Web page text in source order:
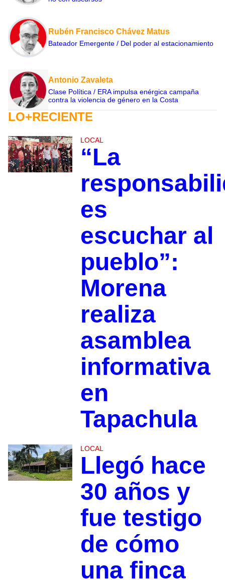
Rubén Francisco Chávez Matus
Bateador Emergente / Del poder al estacionamiento
Antonio Zavaleta
Clase Política / ERA impulsa enérgica campaña
contra la violencia de género en la Costa
LO+RECIENTE
LOCAL
“La
es
escuchar al
pueblo”:
Morena
realiza
asamblea
informativa
en
Tapachula
LOCAL
Llegó hace
30 años y
fue testigo
de cómo
una finca